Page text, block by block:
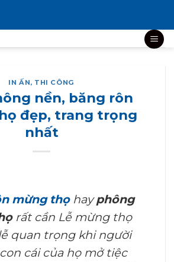
IN ẤN, THI CÔNG
nền, băng rôn
đẹp, trang trọng
nhất
mừng thọhayphông
rất cần Lễ mừng thọ
quan trọng khi người
cái của họ mở tiệc